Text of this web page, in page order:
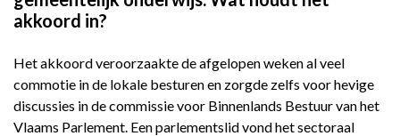
akkoord in?
Het akkoord veroorzaakte de afgelopen weken al veel
commotie in de lokale besturen en zorgde zelfs voor hevige
discussies in de commissie voor Binnenlands Bestuur van het
Vlaams Parlement. Een parlementslid vond het sectoraal